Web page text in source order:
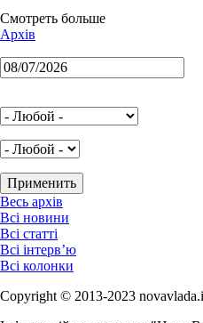
Смотреть больше
Архів
Весь архів
Всі новини
Всі статті
Всі інтерв’ю
Всі колонки
Copyright © 2013-2023